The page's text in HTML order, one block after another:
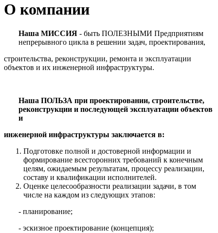
О компании
Наша МИССИЯ - быть ПОЛЕЗНЫМИ Предприятиям
непрерывного цикла в решении задач, проектирования,
строительства, реконструкции, ремонта и эксплуатации
объектов и их инженерной инфраструктуры.
Наша ПОЛЬЗА при проектировании, строительстве,
реконструкции и последующей эксплуатации объектов
и
инженерной инфраструктуры заключается в:
Подготовке полной и достоверной информации и
формирование всесторонних требований к конечным
целям, ожидаемым результатам, процессу реализации,
составу и квалификации исполнителей.
Оценке целесообразности реализации задачи, в том
числе на каждом из следующих этапов:
- планирование;
- эскизное проектирование (концепция);